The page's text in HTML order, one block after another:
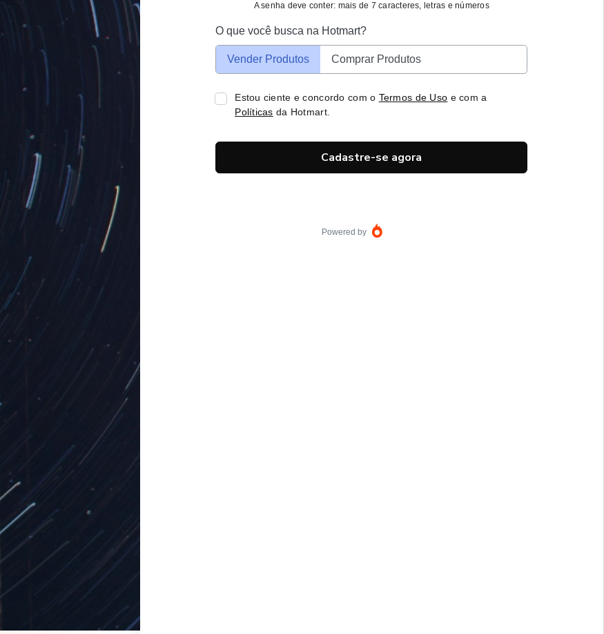
A senha deve conter: mais de 7 caracteres, letras e números
O que você busca na Hotmart?
Vender Produtos Comprar Produtos
Estou ciente e concordo com o Termos de Uso e com a
Políticas da Hotmart.
Cadastre-se agora
Powered by